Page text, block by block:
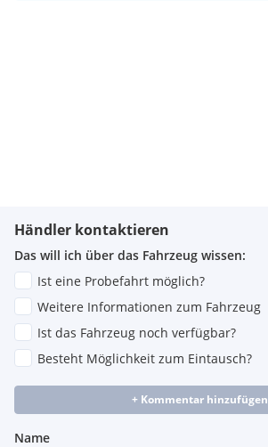
Händler kontaktieren
Das will ich über das Fahrzeug wissen:
Ist eine Probefahrt möglich?
Weitere Informationen zum Fahrzeug
Ist das Fahrzeug noch verfügbar?
Besteht Möglichkeit zum Eintausch?
+ Kommentar hinzufügen
Name